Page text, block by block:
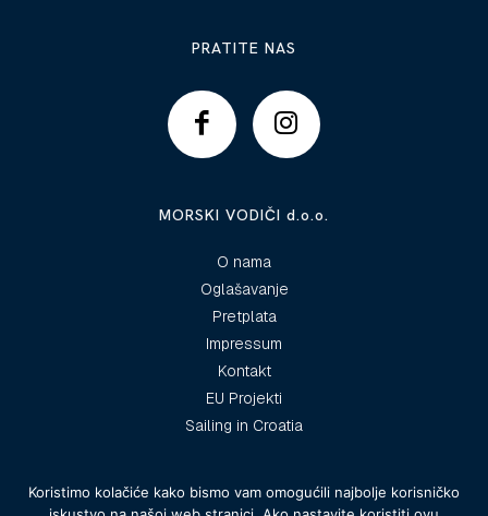
PRATITE NAS
MORSKI VODIČI d.o.o.
O nama
Oglašavanje
Pretplata
Impressum
Kontakt
EU Projekti
Sailing in Croatia
Koristimo kolačiće kako bismo vam omogućili najbolje korisničko